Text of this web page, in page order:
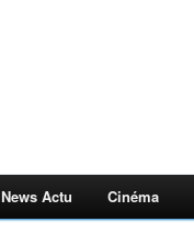
News Actu Cinéma